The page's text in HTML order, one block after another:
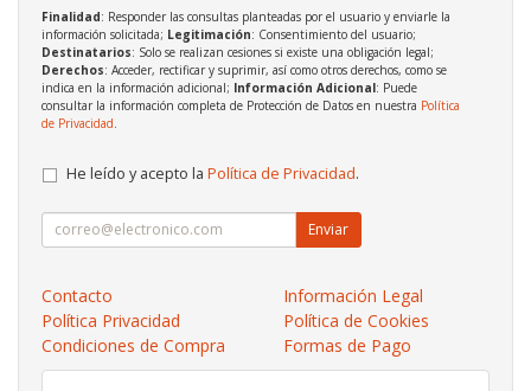
Finalidad: Responder las consultas planteadas por el usuario y enviarle la
información solicitada; Legitimación: Consentimiento del usuario;
Destinatarios: Solo se realizan cesiones si existe una obligación legal;
Derechos: Acceder, rectificar y suprimir, así como otros derechos, como se
indica en la información adicional; Información Adicional: Puede
consultar la información completa de Protección de Datos en nuestra Política
de Privacidad
He leído y acepto la Política de Privacidad.
Enviar
Contacto
Información Legal
Política Privacidad
Política de Cookies
Condiciones de Compra
Formas de Pago